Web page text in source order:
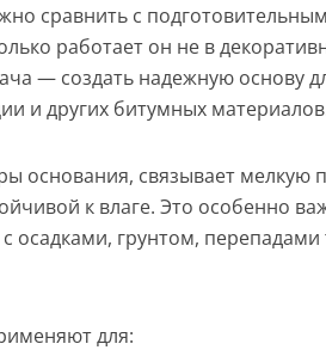
сравнить с
работает он не в
— создать надежную основу
и других битумных
основания, связывает мелкую
к влаге. Это особенно
осадками, грунтом,
для: